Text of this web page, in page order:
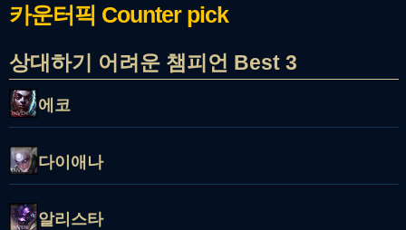
카운터픽 Counter pick
상대하기 어려운 챔피언 Best 3
에코
다이애나
알리스타